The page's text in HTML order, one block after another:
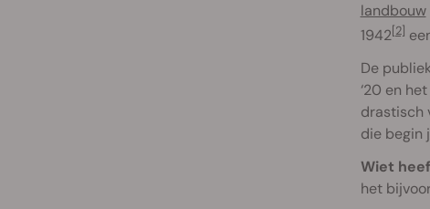
landbouw
1942[2]
De
‘20 en
drastisch
die begin
Wiet
het